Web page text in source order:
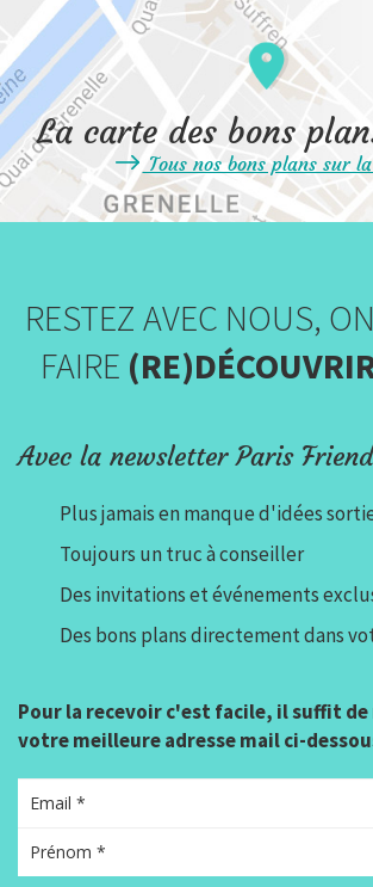
La carte des bons
Tous nos bons plans sur
RESTEZ AVEC NOUS,
FAIRE
Avec la newsletter Paris
Plus jamais en manque d'idées
Toujours un truc à conseiller
Des invitations et événements
Des bons plans directement dans
Pour la recevoir c'est facile, il suffit de
votre meilleure adresse mail ci-